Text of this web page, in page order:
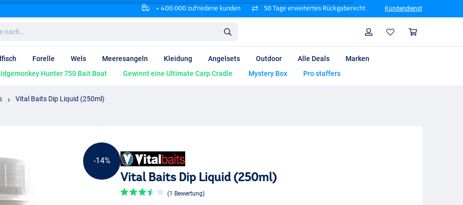
+ 400.000 zufriedene kunden 50 Tage erweitertes Rückgaberecht Kundendienst
Profil
Forelle Wels Meeresangeln Kleidung Angelsets Outdoor Alle Deals
Marken
Hunter 750 Bait Boat Gewinnt eine Ultimate Carp Cradle Mystery Box Pro staffers
Vital Baits Dip Liquid (250ml)
-14%
Vital Baits Dip Liquid (250ml)
(1 Bewertung)